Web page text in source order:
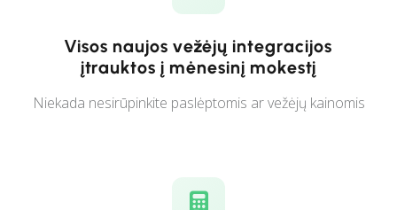
Visos naujos vežėjų integracijos
įtrauktos į mėnesinį mokestį
Niekada nesirūpinkite paslėptomis ar vežėjų kainomis